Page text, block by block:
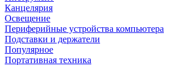
Канцелярия
Освещение
Периферийные устройства компьютера
Подставки и держатели
Популярное
Портативная техника